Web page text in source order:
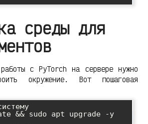
среды для
с PyTorch на сервере нужно
окружение. Вот пошаговая
&& sudo apt upgrade -y